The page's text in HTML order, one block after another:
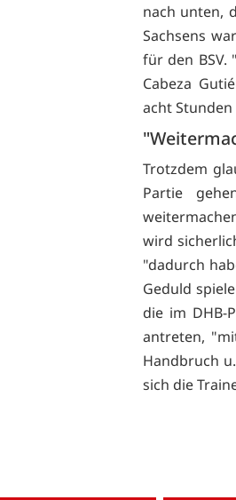
nach unten,
Sachsens
für den BSV.
Cabeza
acht
Trotzdem
Partie
wird
"dadurch
Geduld
die im DHB-
antreten,
Handbruch
sich die